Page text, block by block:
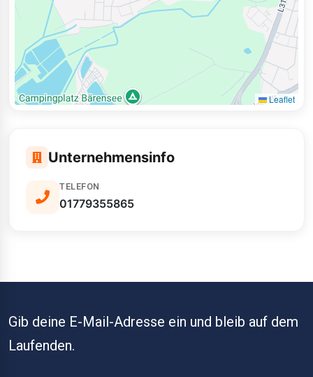
Leaflet
Unternehmensinfo
TELEFON
01779355865
Gib deine E-Mail-Adresse ein und bleib auf dem
Laufenden.